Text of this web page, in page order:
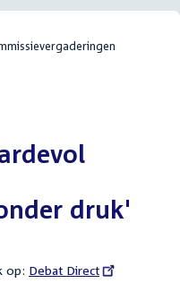
druk'
op: External
Debat Direct